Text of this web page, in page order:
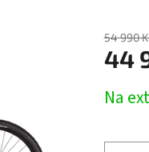
54 990
44
cena:
Na